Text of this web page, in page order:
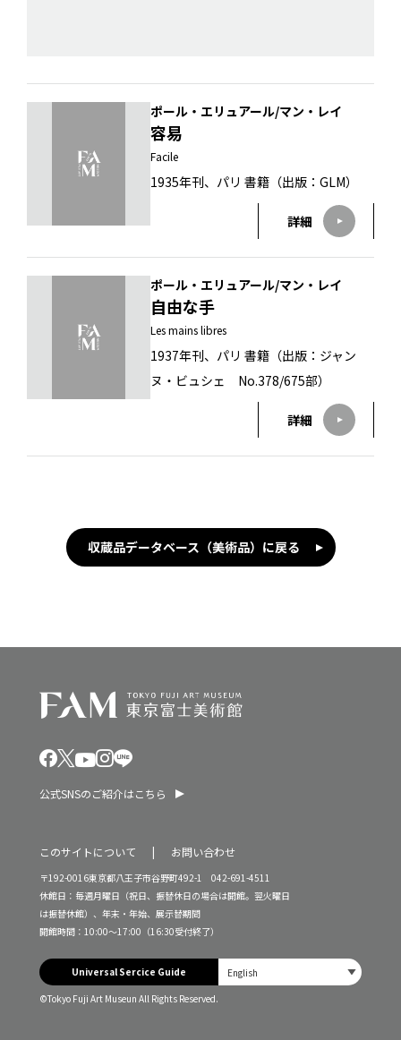
ポール・エリュアール/マン・レイ
容易
Facile
1935年刊、パリ 書籍（出版：GLM）
詳細
ポール・エリュアール/マン・レイ
自由な手
Les mains libres
1937年刊、パリ 書籍（出版：ジャン
ヌ・ビュシェ No.378/675部）
詳細
収蔵品データベース（美術品）に戻る
公式SNSのご紹介はこちら
このサイトについて お問い合わせ
〒192-0016東京都八王子市谷野町492-1 042-691-4511
休館日：毎週月曜日（祝日、振替休日の場合は開館。翌火曜日
は振替休館）、年末・年始、展示替期間
開館時間：10:00～17:00（16:30受付終了）
Universal Sercice Guide
©Tokyo Fuji Art Museun All Rights Reserved.